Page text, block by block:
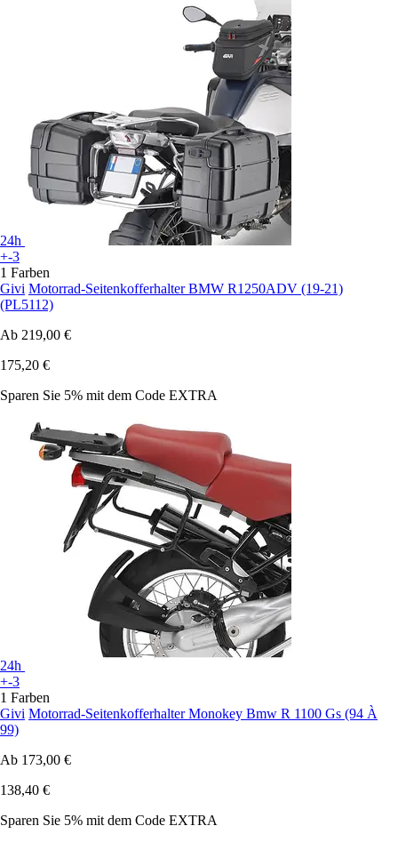
24h
+-3
1 Farben
Givi Motorrad-Seitenkofferhalter BMW R1250ADV (19-21)
(PL5112)
Ab 219,00 €
175,20 €
Sparen Sie 5% mit dem Code EXTRA
24h
+-3
1 Farben
Givi Motorrad-Seitenkofferhalter Monokey Bmw R 1100 Gs (94 À
99)
Ab 173,00 €
138,40 €
Sparen Sie 5% mit dem Code EXTRA